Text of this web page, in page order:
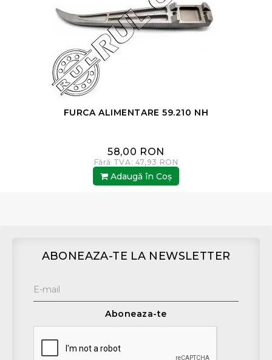
FURCA ALIMENTARE 59.210 NH
58,00 RON
Fără TVA: 47,93 RON
Adaugă în Coş
ABONEAZA-TE LA NEWSLETTER
Aboneaza-te